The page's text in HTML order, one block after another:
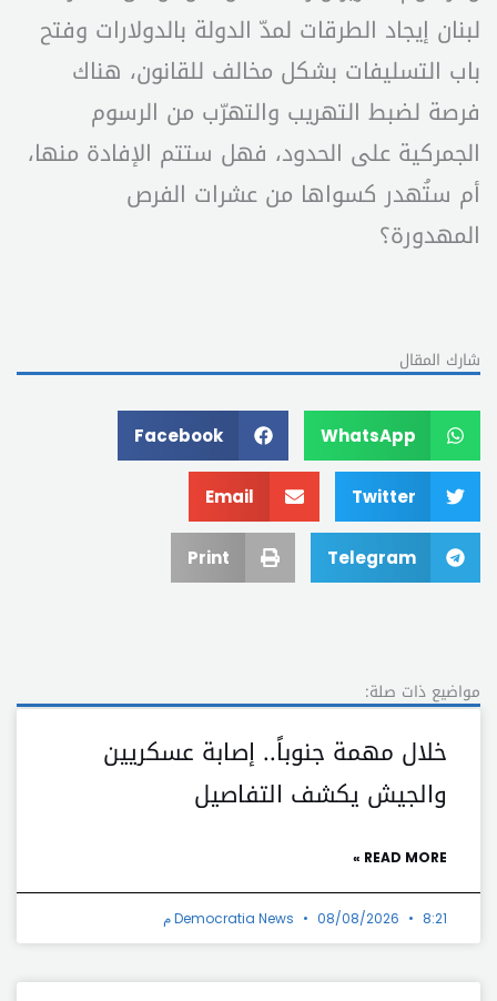
لبنان إيجاد الطرقات لمدّ الدولة بالدولارات وفتح
باب التسليفات بشكل مخالف للقانون، هناك
فرصة لضبط التهريب والتهرّب من الرسوم
الجمركية على الحدود، فهل ستتم الإفادة منها،
أم ستُهدر كسواها من عشرات الفرص
المهدورة؟
شارك المقال
WhatsApp
Facebook
Twitter
Email
Telegram
Print
مواضيع ذات صلة:
خلال مهمة جنوباً.. إصابة عسكريين
والجيش يكشف التفاصيل
READ MORE »
Democratia News 08/08/2026 8:21 م